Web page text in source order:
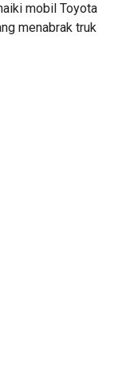
mobil Toyota
menabrak truk